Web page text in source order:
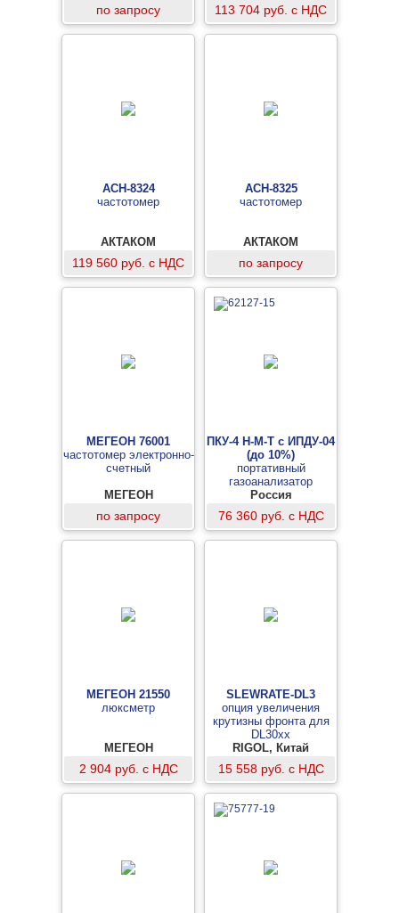
по запросу 113 704 руб. с НДС
АСН-8324
частотомер
АКТАКОМ
119 560 руб. с НДС
АСН-8325
частотомер
АКТАКОМ
по запросу
МЕГЕОН 76001
частотомер электронно-
счетный
МЕГЕОН
по запросу
ПКУ-4 Н-М-Т с ИПДУ-04
(до 10%)
портативный
газоанализатор
диоксида углерода с
выносным зондом в
виде проточной камеры
со штуцерами «елочка»
Россия
76 360 руб. с НДС
МЕГЕОН 21550
люксметр
МЕГЕОН
2 904 руб. с НДС
SLEWRATE-DL3
опция увеличения
крутизны фронта для
DL30xx
RIGOL, Китай
15 558 руб. с НДС